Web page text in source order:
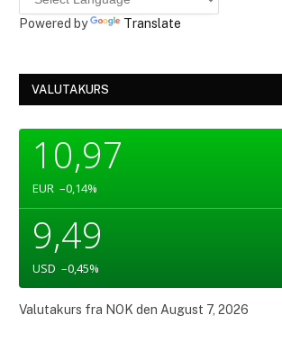
Powered by Translate
VALUTAKURS
10,97
EUR –0,14%
9,49
USD –0,45%
Valutakurs fra NOK den August 7, 2026